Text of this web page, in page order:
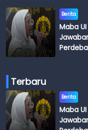
Berita
Maba
Terbaru
Berita
Maba